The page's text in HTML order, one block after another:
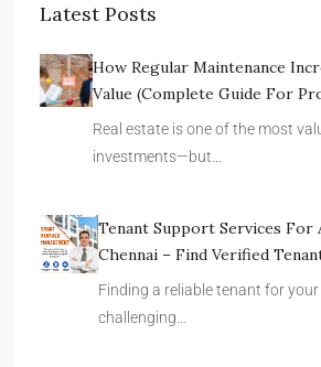
Latest Posts
How Regular Maintenance
Value (Complete Guide For
Real estate is one of the most
investments—but…
Tenant Support Services For
Chennai – Find Verified
Finding a reliable tenant for
challenging…